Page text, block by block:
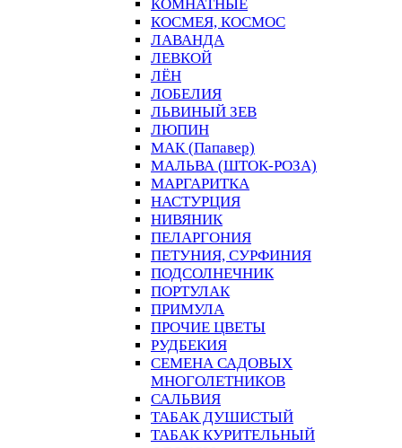
КОМНАТНЫЕ
КОСМЕЯ, КОСМОС
ЛАВАНДА
ЛЕВКОЙ
ЛЁН
ЛОБЕЛИЯ
ЛЬВИНЫЙ ЗЕВ
ЛЮПИН
МАК (Папавер)
МАЛЬВА (ШТОК-РОЗА)
МАРГАРИТКА
НАСТУРЦИЯ
НИВЯНИК
ПЕЛАРГОНИЯ
ПЕТУНИЯ, СУРФИНИЯ
ПОДСОЛНЕЧНИК
ПОРТУЛАК
ПРИМУЛА
ПРОЧИЕ ЦВЕТЫ
РУДБЕКИЯ
СЕМЕНА САДОВЫХ
МНОГОЛЕТНИКОВ
САЛЬВИЯ
ТАБАК ДУШИСТЫЙ
ТАБАК КУРИТЕЛЬНЫЙ